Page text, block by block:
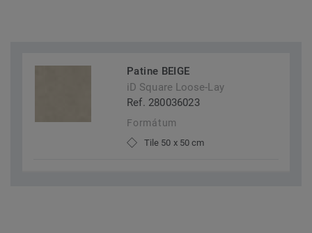
Patine BEIGE
iD Square Loose-Lay
Ref. 280036023
Formátum
Tile 50 x 50 cm